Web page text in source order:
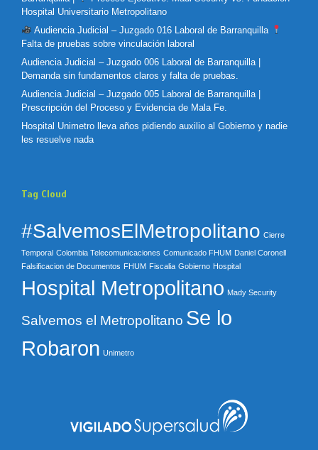
Hospital Universitario Metropolitano
Audiencia Judicial – Juzgado 016 Laboral de Barranquilla
Falta de pruebas sobre vinculación laboral
Audiencia Judicial – Juzgado 006 Laboral de Barranquilla |
Demanda sin fundamentos claros y falta de pruebas.
Audiencia Judicial – Juzgado 005 Laboral de Barranquilla |
Prescripción del Proceso y Evidencia de Mala Fe.
Hospital Unimetro lleva años pidiendo auxilio al Gobierno y nadie
les resuelve nada
Tag Cloud
#SalvemosElMetropolitano Cierre
Temporal Colombia Telecomunicaciones Comunicado FHUM Daniel Coronell
Falsificacion de Documentos FHUM Fiscalia Gobierno Hospital
Hospital Metropolitano Mady Security
Salvemos el Metropolitano Se lo
Robaron Unimetro